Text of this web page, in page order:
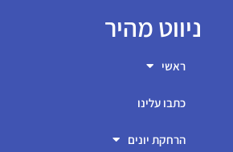
ניווט מהיר
ראשי
כתבו עלינו
הרחקת יונים